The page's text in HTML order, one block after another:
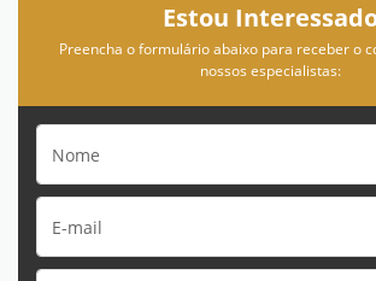
Estou
Preencha o formulário abaixo para receber o
nossos especialistas: